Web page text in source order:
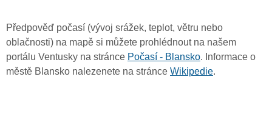
Předpověď počasí (vývoj srážek, teplot, větru nebo
oblačnosti) na mapě si můžete prohlédnout na našem
portálu Ventusky na stránce Počasí - Blansko. Informace o
městě Blansko nalezenete na stránce Wikipedie.